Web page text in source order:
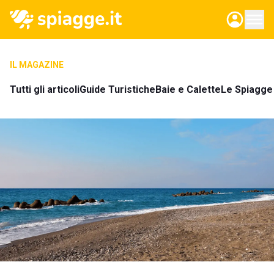
IL MAGAZINE
Tutti gli articoliGuide TuristicheBaie e CaletteLe